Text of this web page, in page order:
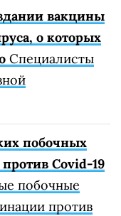
вакцины
о которых
Специалисты
побочных
Covid-19
побочные
против